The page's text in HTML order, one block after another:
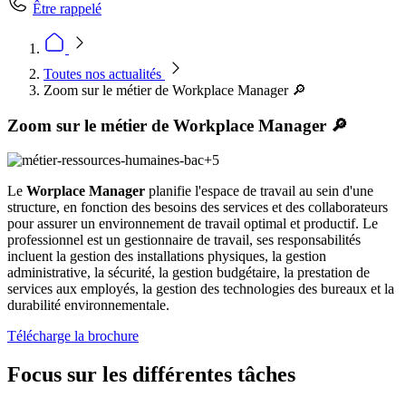
Être rappelé
Toutes nos actualités
Zoom sur le métier de Workplace Manager 🔎
Zoom sur le métier de Workplace Manager 🔎
Le Worplace Manager planifie l'espace de travail au sein d'une
structure, en fonction des besoins des services et des collaborateurs
pour assurer un environnement de travail optimal et productif. Le
professionnel est un gestionnaire de travail, ses responsabilités
incluent la gestion des installations physiques, la gestion
administrative, la sécurité, la gestion budgétaire, la prestation de
services aux employés, la gestion des technologies des bureaux et la
durabilité environnementale.
Télécharge la brochure
Focus sur les différentes tâches